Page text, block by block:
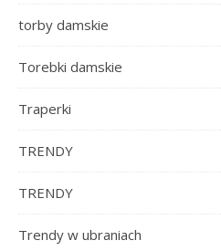
torby damskie
Torebki damskie
Traperki
TRENDY
TRENDY
Trendy w ubraniach